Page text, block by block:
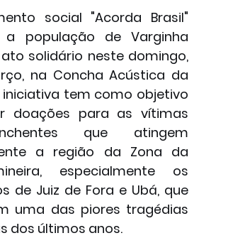
social "Acorda Brasil"
a população de Varginha
solidário neste domingo,
na Concha Acústica da
iniciativa tem como objetivo
doações para as vítimas
que atingem
a região da Zona da
especialmente os
de Juiz de Fora e Ubá, que
uma das piores tragédias
dos últimos anos.